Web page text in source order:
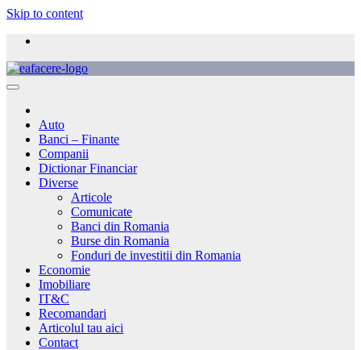
Skip to content
Auto
Banci – Finante
Companii
Dictionar Financiar
Diverse
Articole
Comunicate
Banci din Romania
Burse din Romania
Fonduri de investitii din Romania
Economie
Imobiliare
IT&C
Recomandari
Articolul tau aici
Contact